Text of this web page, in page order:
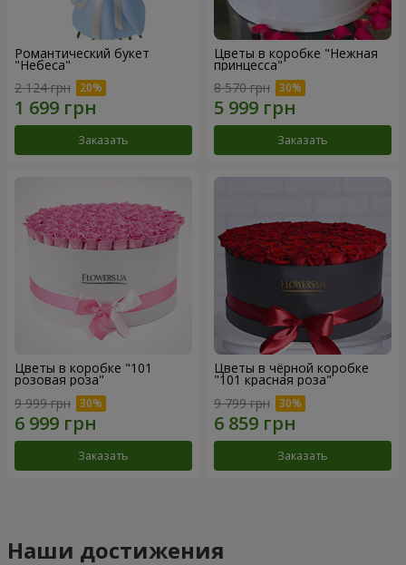
Романтический букет
"Небеса"
2 124 грн
Заказать
Цветы в коробке "Нежная
принцесса"
8 570 грн
Заказать
Цветы в коробке "101
розовая роза"
9 999 грн
Заказать
Цветы в чёрной коробке
"101 красная роза"
9 799 грн
Заказать
Наши достижения